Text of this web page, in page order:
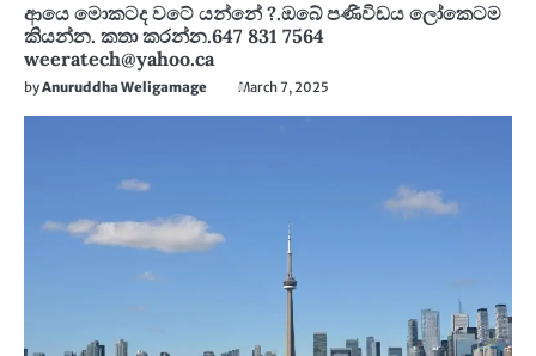
ආයෙ මොකටද වටේ යන්නේ ?.ඔබේ පණිවිඩය ලෝකෙටම
කියන්න. කතා කරන්න.647 831 7564
weeratech@yahoo.ca
byAnuruddha Weligamage March 7, 2025